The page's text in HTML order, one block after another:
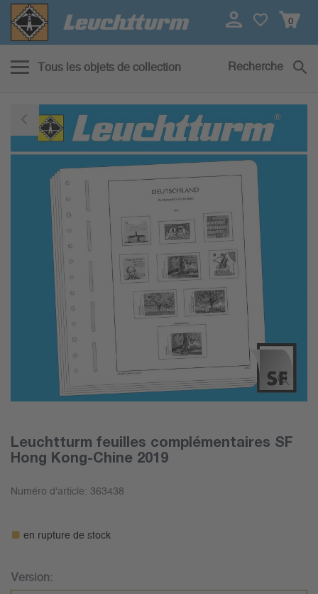
0
Tous les objets de collection Recherche
Leuchtturm feuilles complémentaires SF
Hong Kong-Chine 2019
Numéro d'article: 363438
en rupture de stock
Version: